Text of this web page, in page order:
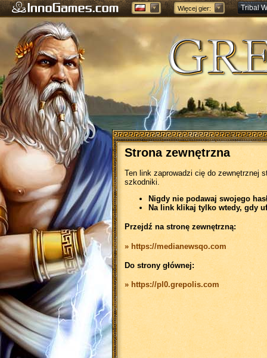
Więcej gier: Tribal
Forge
Strona zewnętrzna
Ten link zaprowadzi cię do zewnętrznej
szkodniki.
Nigdy nie podawaj swojego
Na link klikaj tylko wtedy, gdy
Przejdź na stronę zewnętrzną:
» https://medianewsqo.com
Do strony głównej:
» https://pl0.grepolis.com